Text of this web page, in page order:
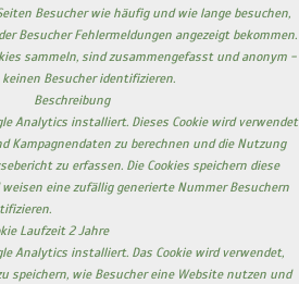
Besucher wie häufig und wie lange besuchen,
Besucher Fehlermeldungen angezeigt bekommen.
sammeln, sind zusammengefasst und anonym -
Besucher identifizieren.
Beschreibung
Analytics installiert. Dieses Cookie wird verwendet
Kampagnendaten zu berechnen und die Nutzung
zu erfassen. Die Cookies speichern diese
eine zufällig generierte Nummer Besuchern
Laufzeit 2 Jahre
Analytics installiert. Das Cookie wird verwendet,
speichern, wie Besucher eine Website nutzen und